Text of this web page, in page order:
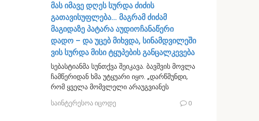
მას იმავე დღეს სურდა ძიძის
გათავისუფლება… მაგრამ ძიძამ
მაგიდაზე პატარა აუდიოჩანაწერი
დადო – და უცებ მიხვდა, სინამდვილეში
ვის სურდა მისი ტყუპების განცალკევება
სებასტიანმა სუნთქვა შეიკავა. ბავშვის მოვლა
ჩამწერიდან ხმა უტყუარი იყო. „დარწმუნდი,
რომ ყველა მომვლელი არაუგვიანეს
საინტერესოა იცოდე 0